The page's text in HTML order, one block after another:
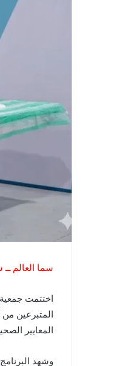
سما العالم
المتبرعين
المعايير